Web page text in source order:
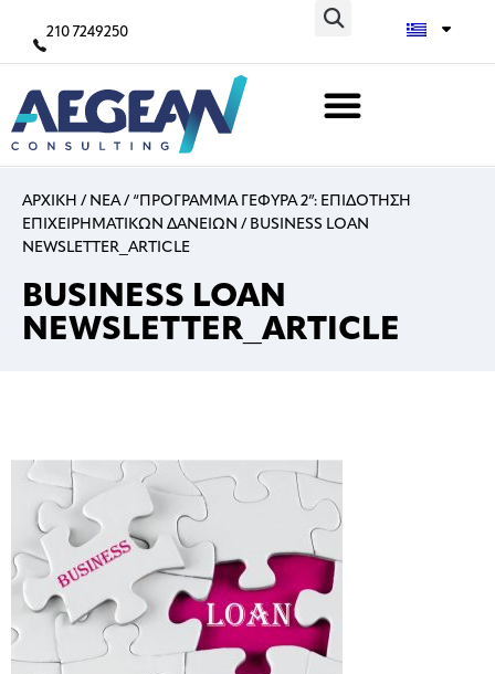
210 7249250
ΑΡΧΙΚΗ / ΝΕΑ/ “ΠΡΟΓΡΑΜΜΑ ΓΕΦΥΡΑ 2”: ΕΠΙΔΟΤΗΣΗ
ΕΠΙΧΕΙΡΗΜΑΤΙΚΩΝ ΔΑΝΕΙΩΝ / BUSINESS LOAN
NEWSLETTER_ARTICLE
BUSINESS LOAN
NEWSLETTER_ARTICLE